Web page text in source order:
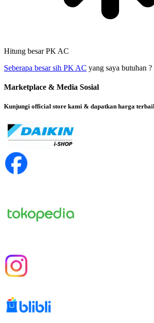
Hitung besar PK AC
Seberapa besar sih PK AC yang saya butuhan ?
Marketplace & Media Sosial
Kunjungi official store kami & dapatkan harga